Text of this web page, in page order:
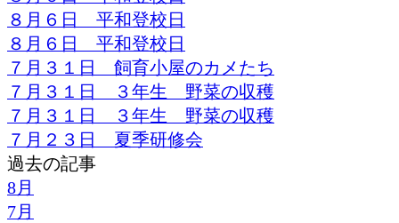
８月６日 平和登校日
８月６日 平和登校日
７月３１日 飼育小屋のカメたち
７月３１日 ３年生 野菜の収穫
７月３１日 ３年生 野菜の収穫
７月２３日 夏季研修会
過去の記事
8月
7月